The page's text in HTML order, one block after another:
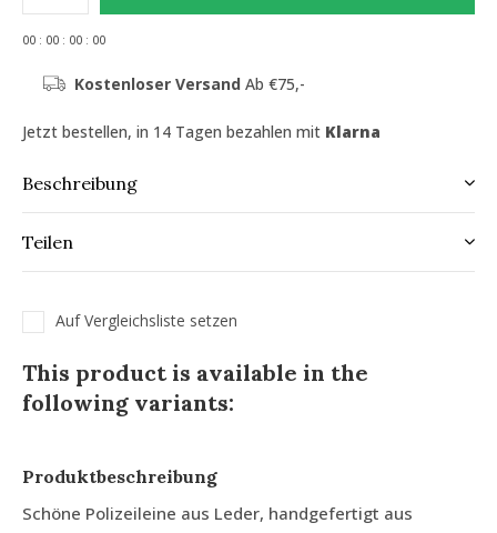
00 : 00 : 00 : 00
Kostenloser Versand Ab €75,-
Jetzt bestellen, in 14 Tagen bezahlen mit Klarna
Beschreibung
Teilen
Auf Vergleichsliste setzen
This product is available in the
following variants:
Produktbeschreibung
Schöne Polizeileine aus Leder, handgefertigt aus